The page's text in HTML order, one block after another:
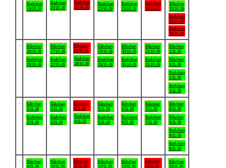
Badviken
19/10-26
Badviken
20/10-26
Badviken
21/10-26
Badviken
22/10-26
Badviken
23/10-26
Badviken
24/10-26
Båtviken
25/10-26
Badviken
25/10-26
Badviken
25/10-26
Båtviken
26/10-26
Badviken
26/10-26
Båtviken
27/10-26
Badviken
27/10-26
Båtviken
28/10-26
Badviken
28/10-26
Båtviken
29/10-26
Badviken
29/10-26
Båtviken
30/10-26
Badviken
30/10-26
Båtviken
31/10-26
Badviken
31/10-26
Båtviken
1/11-26
Båtviken
1/11-26
Badviken
1/11-26
Badviken
1/11-26
Båtviken
2/11-26
Badviken
2/11-26
Båtviken
3/11-26
Badviken
3/11-26
Båtviken
4/11-26
Badviken
4/11-26
Båtviken
5/11-26
Badviken
5/11-26
Båtviken
6/11-26
Badviken
6/11-26
Båtviken
7/11-26
Badviken
7/11-26
Båtviken
8/11-26
Båtviken
8/11-26
Badviken
8/11-26
Badviken
8/11-26
Båtviken
9/11-26
Båtviken
10/11-26
Båtviken
11/11-26
Båtviken
12/11-26
Båtviken
13/11-26
Båtviken
14/11-26
Båtviken
15/11-26